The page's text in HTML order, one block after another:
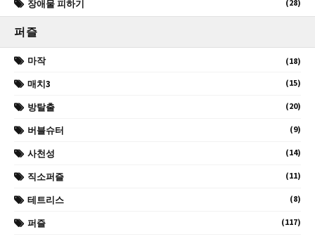
장애물 피하기 (28)
퍼즐
마작 (18)
매치3 (15)
방탈출 (20)
버블슈터 (9)
사천성 (14)
직소퍼즐 (11)
테트리스 (8)
퍼즐 (117)